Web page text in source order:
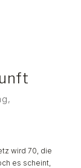
,
wird 70, die
es scheint,